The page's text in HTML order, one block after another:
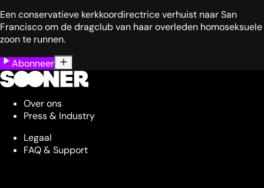
Een conservatieve kerkkoordirectrice verhuist naar San
Francisco om de dragclub van haar overleden homoseksuele
zoon te runnen.
Abonneer
Over ons
Press & Industry
Legaal
FAQ & Support